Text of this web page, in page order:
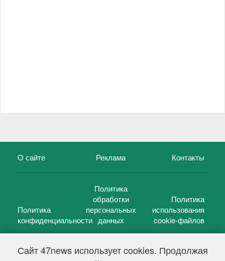
Сайт 47news использует cookies. Продолжая
О сайте Реклама Контакты
Политика
конфиденциальности
Политика
обработки
персональных
данных
Политика
использования
cookie-файлов